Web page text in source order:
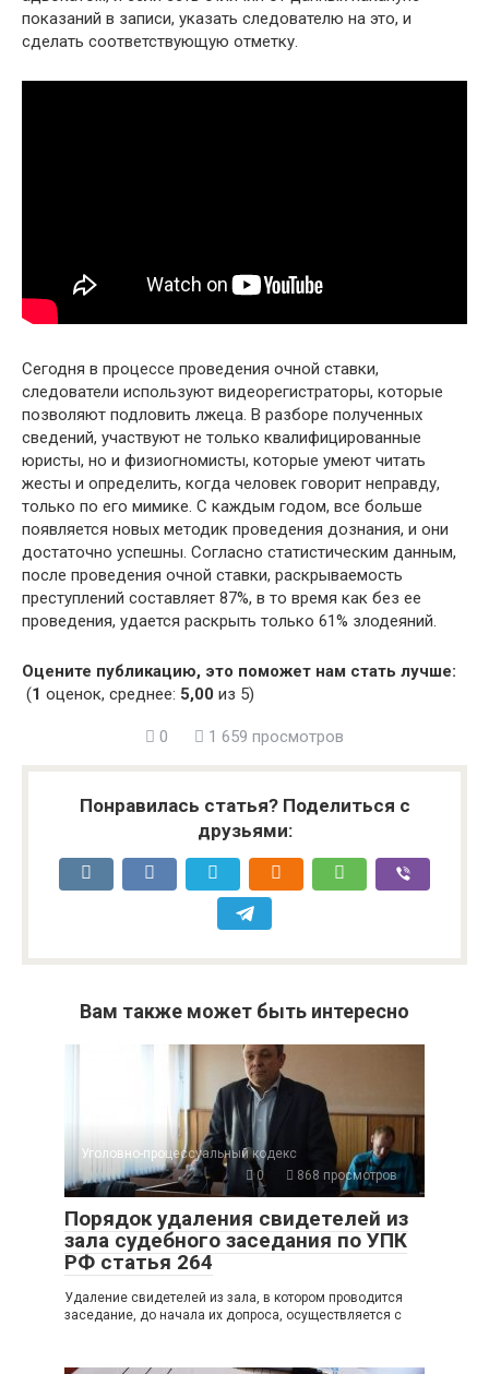
показаний в записи, указать следователю на это, и
сделать соответствующую отметку.
Сегодня в процессе проведения очной ставки,
следователи используют видеорегистраторы, которые
позволяют подловить лжеца. В разборе полученных
сведений, участвуют не только квалифицированные
юристы, но и физиогномисты, которые умеют читать
жесты и определить, когда человек говорит неправду,
только по его мимике. С каждым годом, все больше
появляется новых методик проведения дознания, и они
достаточно успешны. Согласно статистическим данным,
после проведения очной ставки, раскрываемость
преступлений составляет 87%, в то время как без ее
проведения, удается раскрыть только 61% злодеяний.
Оцените публикацию, это поможет нам стать лучше:
(1 оценок, среднее: 5,00 из 5)
0 1 659 просмотров
Понравилась статья? Поделиться с
друзьями:
Вам также может быть интересно
Уголовно-процессуальный кодекс
0
868 просмотров
Порядок удаления свидетелей из
зала судебного заседания по УПК
РФ статья 264
Удаление свидетелей из зала, в котором проводится
заседание, до начала их допроса, осуществляется с